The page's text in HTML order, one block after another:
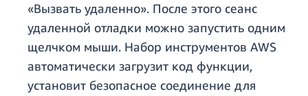
«Вызвать удаленно». После этого сеанс
удаленной отладки можно запустить одним
щелчком мыши. Набор инструментов AWS
автоматически загрузит код функции,
установит безопасное соединение для